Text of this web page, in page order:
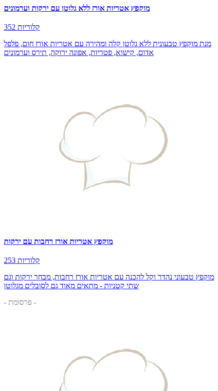
מוקפץ אטריות אורז ללא גלוטן עם ירקות וערמונים
352 קלוריות
מנת מוקפץ טבעונית ללא גלוטן קלה ומהירה עם אטריות אורז חום, פלפל
אדום, קישוא, פטריות, אפונה ירוקה, תירס וערמונים
מוקפץ אטריות אורז רחבות עם ירקות
253 קלוריות
מוקפץ טבעוני נהדר וקל להכנה עם אטריות אורז רחבות, מבחר ירקות וגם
שתי קטניות - מתאים מאוד גם לסובלים מגלוטן
- פרסומת -